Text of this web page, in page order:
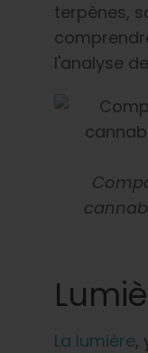
terpènes,
l'analyse
La lumière,